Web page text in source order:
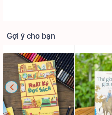
Gợi ý cho bạn